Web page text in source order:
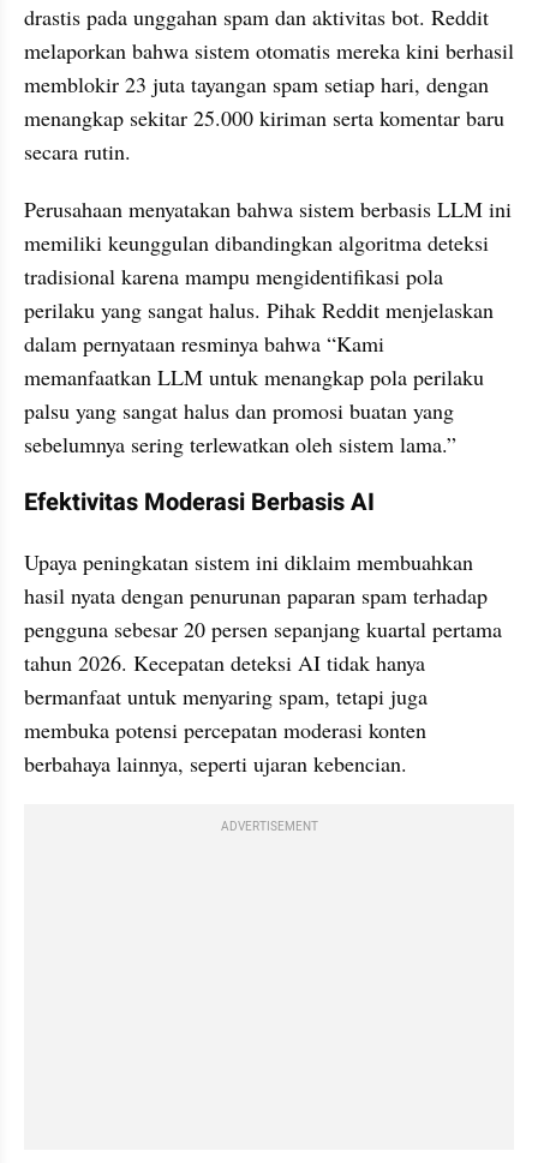
drastis pada unggahan spam dan aktivitas bot. Reddit
melaporkan bahwa sistem otomatis mereka kini berhasil
memblokir 23 juta tayangan spam setiap hari, dengan
menangkap sekitar 25.000 kiriman serta komentar baru
secara rutin.
Perusahaan menyatakan bahwa sistem berbasis LLM ini
memiliki keunggulan dibandingkan algoritma deteksi
tradisional karena mampu mengidentifikasi pola
perilaku yang sangat halus. Pihak Reddit menjelaskan
dalam pernyataan resminya bahwa “Kami
memanfaatkan LLM untuk menangkap pola perilaku
palsu yang sangat halus dan promosi buatan yang
sebelumnya sering terlewatkan oleh sistem lama.”
Efektivitas Moderasi Berbasis AI
Upaya peningkatan sistem ini diklaim membuahkan
hasil nyata dengan penurunan paparan spam terhadap
pengguna sebesar 20 persen sepanjang kuartal pertama
tahun 2026. Kecepatan deteksi AI tidak hanya
bermanfaat untuk menyaring spam, tetapi juga
membuka potensi percepatan moderasi konten
berbahaya lainnya, seperti ujaran kebencian.
ADVERTISEMENT